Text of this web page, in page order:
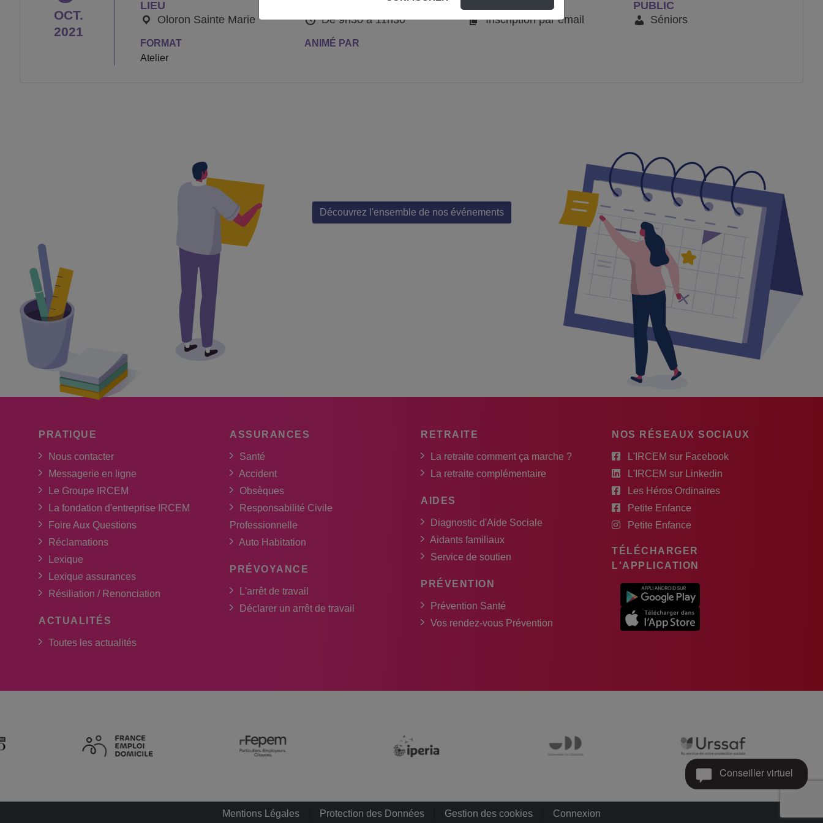
OCT.
2021
LIEU
Oloron Sainte Marie
De 9h30 à 11h30
Inscription par email
PUBLIC
Séniors
FORMAT
Atelier
ANIMÉ PAR
Découvrez l'ensemble de nos événements
PRATIQUE
Nous contacter
Messagerie en ligne
Le Groupe IRCEM
La fondation d'entreprise IRCEM
Foire Aux Questions
Réclamations
Lexique
Lexique assurances
Résiliation / Renonciation
ACTUALITÉS
Toutes les actualités
ASSURANCES
Santé
Accident
Obsèques
Responsabilité Civile
Professionnelle
Auto Habitation
PRÉVOYANCE
L'arrêt de travail
Déclarer un arrêt de travail
RETRAITE
La retraite comment ça marche ?
La retraite complémentaire
AIDES
Diagnostic d'Aide Sociale
Aidants familiaux
Service de soutien
PRÉVENTION
Prévention Santé
Vos rendez-vous Prévention
NOS RÉSEAUX SOCIAUX
L'IRCEM sur Facebook
L'IRCEM sur Linkedin
Les Héros Ordinaires
Petite Enfance
Petite Enfance
TÉLÉCHARGER
L'APPLICATION
Conseiller virtuel
Mentions Légales Protection des Données Gestion des cookies Connexion